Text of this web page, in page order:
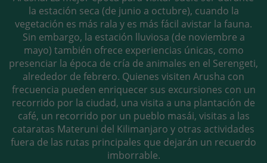
la estación seca (de junio a octubre), cuando la
vegetación es más rala y es más fácil avistar la fauna.
Sin embargo, la estación lluviosa (de noviembre a
mayo) también ofrece experiencias únicas, como
presenciar la época de cría de animales en el Serengeti,
alrededor de febrero. Quienes visiten Arusha con
frecuencia pueden enriquecer sus excursiones con un
recorrido por la ciudad, una visita a una plantación de
café, un recorrido por un pueblo masái, visitas a las
cataratas Materuni del Kilimanjaro y otras actividades
fuera de las rutas principales que dejarán un recuerdo
imborrable.